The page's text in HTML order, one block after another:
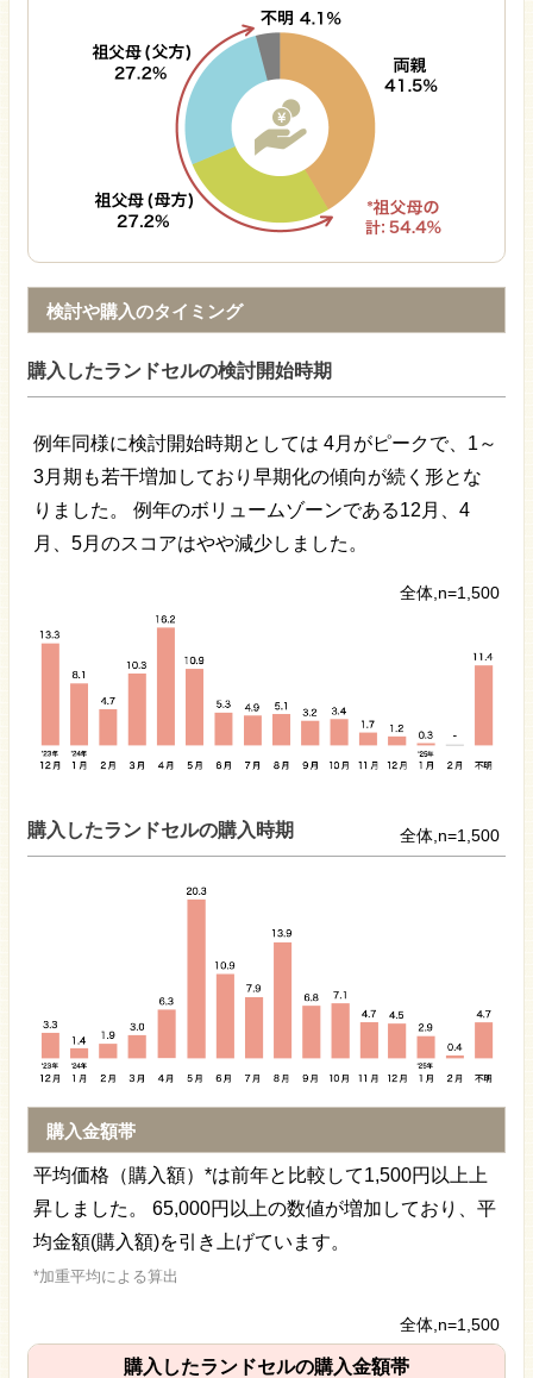
検討や購入のタイミング
購入したランドセルの検討開始時期
例年同様に検討開始時期としては 4月がピークで、1～
3月期も若干増加しており早期化の傾向が続く形とな
りました。 例年のボリュームゾーンである12月、4
月、5月のスコアはやや減少しました。
全体,n=1,500
購入したランドセルの購入時期 全体,n=1,500
購入金額帯
平均価格（購入額）*は前年と比較して1,500円以上上
昇しました。 65,000円以上の数値が増加しており、平
均金額(購入額)を引き上げています。
*加重平均による算出
全体,n=1,500
購入したランドセルの購入金額帯